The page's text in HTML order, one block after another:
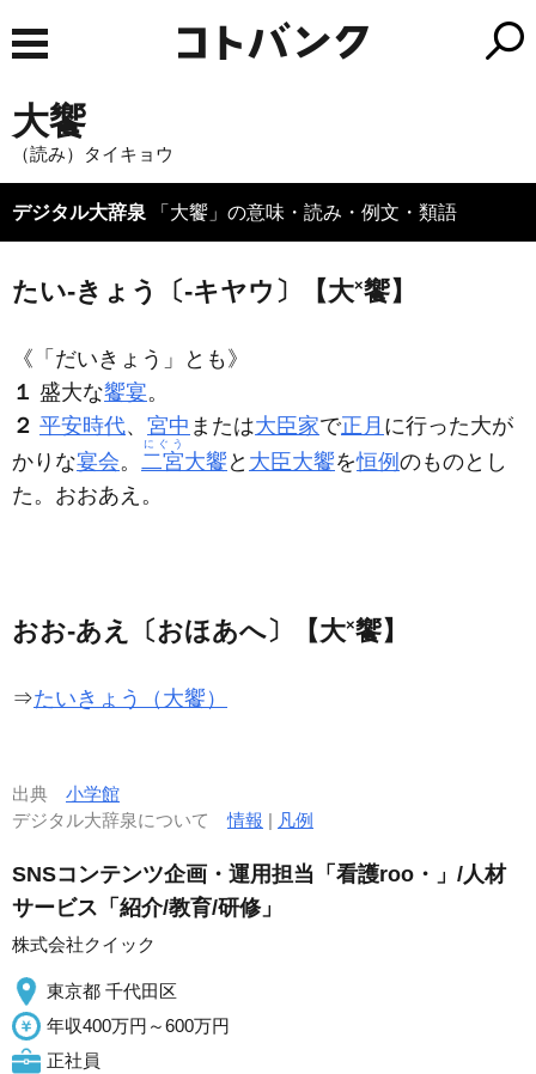
大饗
（読み）タイキョウ
デジタル大辞泉 「大饗」の意味・読み・例文・類語
たい‐きょう〔‐キヤウ〕【大×饗】
《「だいきょう」とも》
１ 盛大な饗宴。
２ 平安時代、 宮中 または大臣家で正月 に行った大が
かりな宴会。 二宮
にぐう
大饗と 大臣大饗を恒例 のものとし
た。おおあえ。
おお‐あえ〔おほあへ〕【大×饗】
⇒たいきょう（大饗）
出典 小学館
デジタル大辞泉について情報 | 凡例
SNSコンテンツ企画・運用担当「看護roo・」/人材
サービス「紹介/教育/研修」
株式会社クイック
東京都 千代田区
年収400万円～600万円
正社員